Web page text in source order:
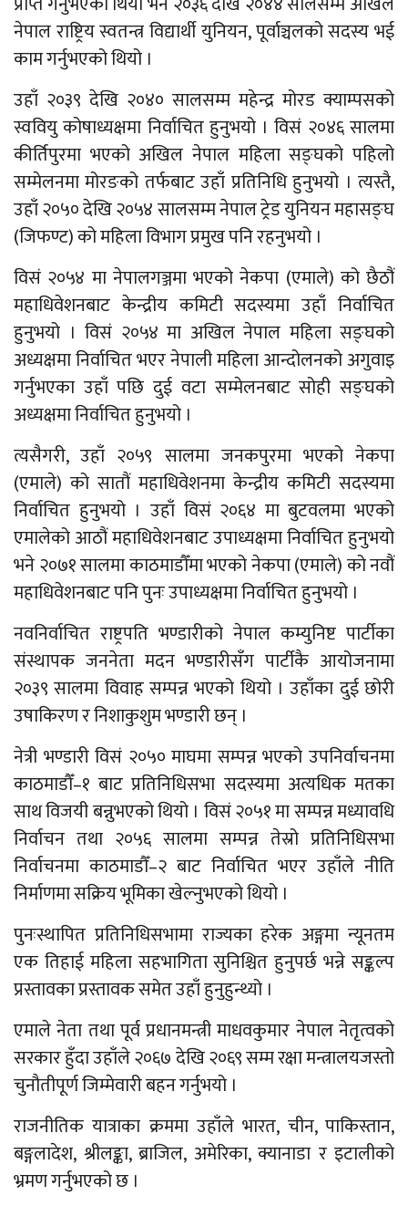
नेपाल राष्ट्रिय स्वतन्त्र विद्यार्थी युनियन, पूर्वाञ्चलको सदस्य भई
काम गर्नुभएको थियो ।
उहाँ २०३९ देखि २०४० सालसम्म महेन्द्र मोरड क्याम्पसको
स्ववियु कोषाध्यक्षमा निर्वाचित हुनुभयो । विसं २०४६ सालमा
कीर्तिपुरमा भएको अखिल नेपाल महिला सङ्घको पहिलो
सम्मेलनमा मोरङको तर्फबाट उहाँ प्रतिनिधि हुनुभयो । त्यस्तै,
उहाँ २०५० देखि २०५४ सालसम्म नेपाल ट्रेड युनियन महासङ्घ
(जिफण्ट) को महिला विभाग प्रमुख पनि रहनुभयो ।
विसं २०५४ मा नेपालगञ्जमा भएको नेकपा (एमाले) को छैठौं
महाधिवेशनबाट केन्द्रीय कमिटी सदस्यमा उहाँ निर्वाचित
हुनुभयो । विसं २०५४ मा अखिल नेपाल महिला सङ्घको
अध्यक्षमा निर्वाचित भएर नेपाली महिला आन्दोलनको अगुवाइ
गर्नुभएका उहाँ पछि दुई वटा सम्मेलनबाट सोही सङ्घको
अध्यक्षमा निर्वाचित हुनुभयो ।
त्यसैगरी, उहाँ २०५९ सालमा जनकपुरमा भएको नेकपा
(एमाले) को सातौं महाधिवेशनमा केन्द्रीय कमिटी सदस्यमा
निर्वाचित हुनुभयो । उहाँ विसं २०६४ मा बुटवलमा भएको
एमालेको आठौं महाधिवेशनबाट उपाध्यक्षमा निर्वाचित हुनुभयो
भने २०७१ सालमा काठमाडौँमा भएको नेकपा (एमाले) को नवौं
महाधिवेशनबाट पनि पुनः उपाध्यक्षमा निर्वाचित हुनुभयो ।
नवनिर्वाचित राष्ट्रपति भण्डारीको नेपाल कम्युनिष्ट पार्टीका
संस्थापक जननेता मदन भण्डारीसँग पार्टीकै आयोजनामा
२०३९ सालमा विवाह सम्पन्न भएको थियो । उहाँका दुई छोरी
उषाकिरण र निशाकुशुम भण्डारी छन् ।
नेत्री भण्डारी विसं २०५० माघमा सम्पन्न भएको उपनिर्वाचनमा
काठमाडौँ–१ बाट प्रतिनिधिसभा सदस्यमा अत्यधिक मतका
साथ विजयी बन्नुभएको थियो । विसं २०५१ मा सम्पन्न मध्यावधि
निर्वाचन तथा २०५६ सालमा सम्पन्न तेस्रो प्रतिनिधिसभा
निर्वाचनमा काठमाडौँ–२ बाट निर्वाचित भएर उहाँले नीति
निर्माणमा सक्रिय भूमिका खेल्नुभएको थियो ।
पुनःस्थापित प्रतिनिधिसभामा राज्यका हरेक अङ्गमा न्यूनतम
एक तिहाई महिला सहभागिता सुनिश्चित हुनुपर्छ भन्ने सङ्कल्प
प्रस्तावका प्रस्तावक समेत उहाँ हुनुहुन्थ्यो ।
एमाले नेता तथा पूर्व प्रधानमन्त्री माधवकुमार नेपाल नेतृत्वको
सरकार हुँदा उहाँले २०६७ देखि २०६९ सम्म रक्षा मन्त्रालयजस्तो
चुनौतीपूर्ण जिम्मेवारी बहन गर्नुभयो ।
राजनीतिक यात्राका क्रममा उहाँले भारत, चीन, पाकिस्तान,
बङ्गलादेश, श्रीलङ्का, ब्राजिल, अमेरिका, क्यानाडा र इटालीको
भ्रमण गर्नुभएको छ ।